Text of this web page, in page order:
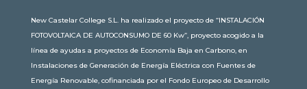
New Castelar College S.L. ha realizado el proyecto de “INSTALACIÓN
FOTOVOLTAICA DE AUTOCONSUMO DE 60 Kw”, proyecto acogido a la
línea de ayudas a proyectos de Economía Baja en Carbono, en
Instalaciones de Generación de Energía Eléctrica con Fuentes de
Energía Renovable, cofinanciada por el Fondo Europeo de Desarrollo